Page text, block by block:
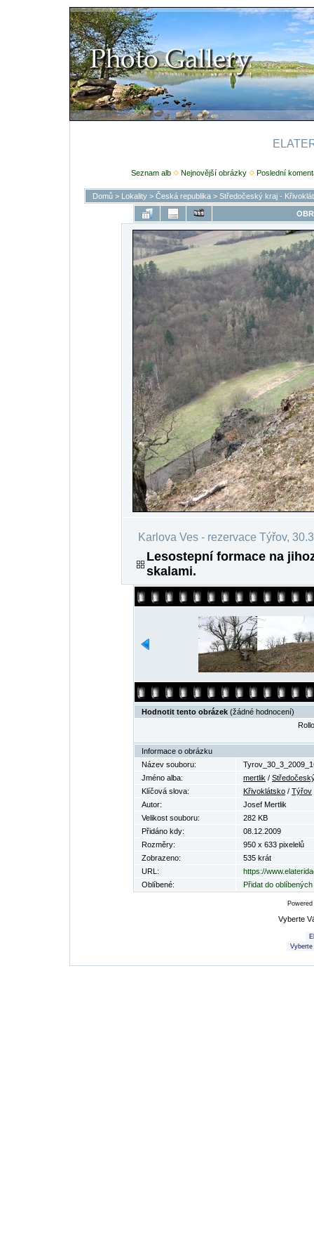
Seznam alb Nejnovější obrázky Poslední
Domů> Lokality> Česká republika> Středočeský kraj -
Karlova Ves - rezervace Týřov,
Lesostepní formace na
skalami.
Hodnotit tento obrázek (žádné hodnocení)
Informace o obrázku
Název souboru:
Jméno alba:
mertlik /
Klíčová slova:
Křivoklátsko / Týřov
Autor:
Josef Mertlik
Velikost souboru:
282 KB
Přidáno kdy:
08.12.2009
Rozměry:
950 x 633 pixelelů
Zobrazeno:
535 krát
URL:
https://
Oblíbené:
Přidat do oblíbených
Vyberte